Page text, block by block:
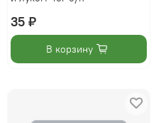
35 ₽
В корзину